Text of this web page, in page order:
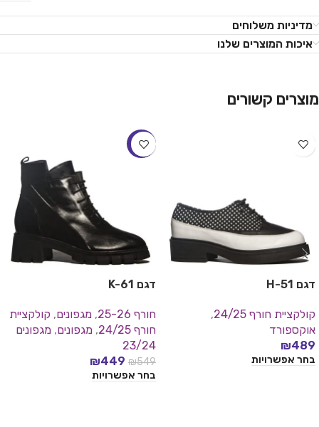
מדיניות משלוחים
איכות המוצרים שלנו
מוצרים קשורים
דגם H-51
קולקציית חורף 24/25
,
אוקספורד
₪489
בחר אפשרויות
-18%
דגם K-61
חורף 25-26 , מגפונים, קולקציית
חורף 24/25
, מגפונים, מגפונים
23/24
₪549
₪449
בחר אפשרויות